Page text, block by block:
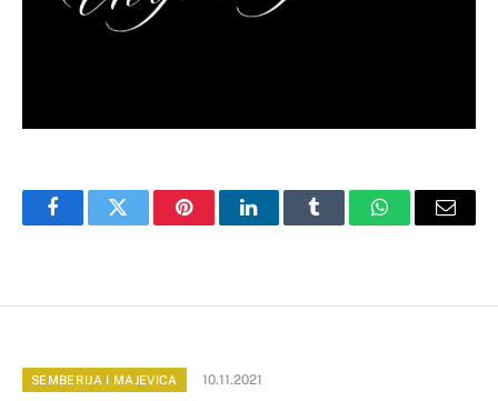
FacebookTwitter PinterestLinkedInTumblr WhatsAppEmail
SEMBERIJA I MAJEVICA 10.11.2021